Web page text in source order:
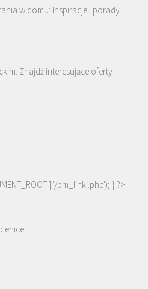
w domu: Inspiracje i porady
Znajdź interesujące oferty
bm_linki.php'); } ?>